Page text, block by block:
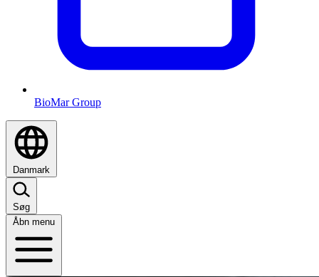
BioMar Group
Danmark
Søg
Åbn menu